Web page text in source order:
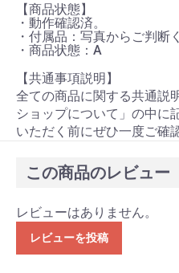
【商品状態】
・動作確認済。
・付属品：写真からご判断
・商品状態：A
【共通事項説明】
全ての商品に関する共通説
ショップについて」の中に
いただく前にぜひ一度ご確
この商品のレビュー
レビューはありません。
レビューを投稿